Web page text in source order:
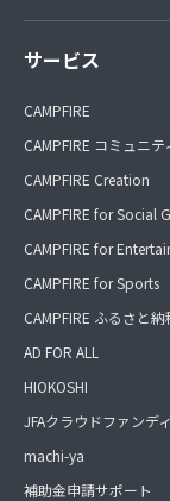
サービス
CAMPFIRE
CAMPFIRE コミュニテ
CAMPFIRE Creation
CAMPFIRE for Social
CAMPFIRE for
CAMPFIRE for Sports
CAMPFIRE ふるさと納
AD FOR ALL
HIOKOSHI
JFAクラウドファンデ
machi-ya
補助金申請サポート